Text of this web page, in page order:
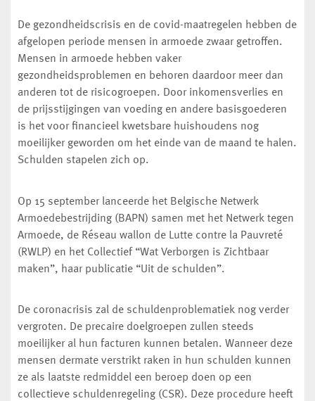
De gezondheidscrisis en de covid-maatregelen hebben de
afgelopen periode mensen in armoede zwaar getroffen.
Mensen in armoede hebben vaker
gezondheidsproblemen en behoren daardoor meer dan
anderen tot de risicogroepen. Door inkomensverlies en
de prijsstijgingen van voeding en andere basisgoederen
is het voor financieel kwetsbare huishoudens nog
moeilijker geworden om het einde van de maand te halen.
Schulden stapelen zich op.
Op 15 september lanceerde het Belgische Netwerk
Armoedebestrijding (BAPN) samen met het Netwerk tegen
Armoede, de Réseau wallon de Lutte contre la Pauvreté
(RWLP) en het Collectief “Wat Verborgen is Zichtbaar
maken”, haar publicatie “Uit de schulden”.
De coronacrisis zal de schuldenproblematiek nog verder
vergroten. De precaire doelgroepen zullen steeds
moeilijker al hun facturen kunnen betalen. Wanneer deze
mensen dermate verstrikt raken in hun schulden kunnen
ze als laatste redmiddel een beroep doen op een
collectieve schuldenregeling (CSR). Deze procedure heeft